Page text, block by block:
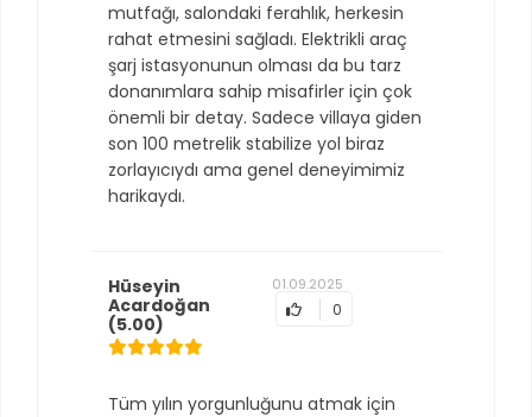
mutfağı, salondaki ferahlık, herkesin
rahat etmesini sağladı. Elektrikli araç
şarj istasyonunun olması da bu tarz
donanımlara sahip misafirler için çok
önemli bir detay. Sadece villaya giden
son 100 metrelik stabilize yol biraz
zorlayıcıydı ama genel deneyimimiz
harikaydı.
Hüseyin
Acardoğan
(5.00)
01.09.2025
0
Tüm yılın yorgunluğunu atmak için